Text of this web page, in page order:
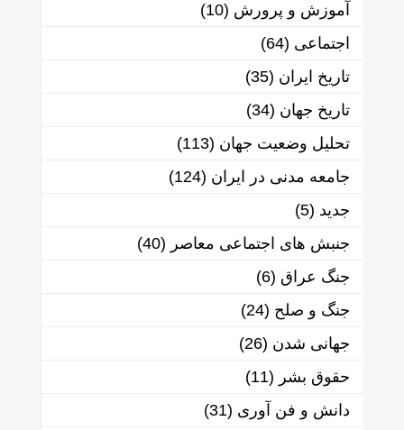
آموزش و پرورش (10)
اجتماعی (64)
تاریخ ایران (35)
تاریخ جهان (34)
تحلیل وضعیت جهان (113)
جامعه مدنی در ایران (124)
جدید (5)
جنبش های اجتماعی معاصر (40)
جنگ عراق (6)
جنگ و صلح (24)
جهانی شدن (26)
حقوق بشر (11)
دانش و فن آوری (31)